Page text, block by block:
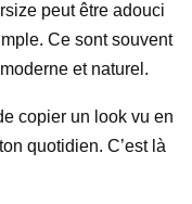
peut être adouci
Ce sont souvent
et naturel.
copier un look vu en
quotidien. C’est là